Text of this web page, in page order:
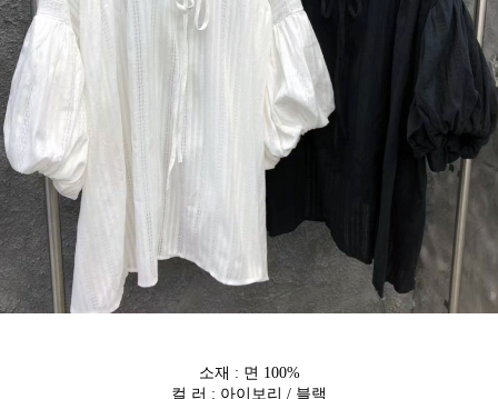
소재 : 면 100%
컬 러 : 아이보리 / 블랙